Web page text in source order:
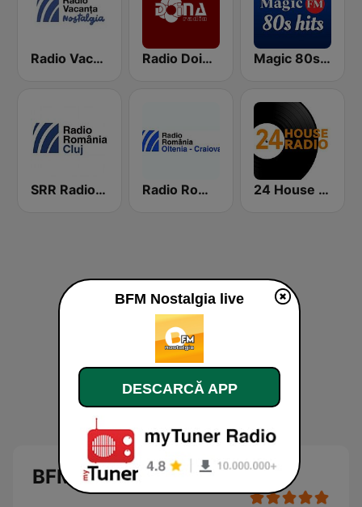
Radio Vacanta Nostalgia Radio Doina FM Magic 80s Hits
SRR Radio Cluj Radio Romania Oltenia-Craiova 24 House Radio
BFM Nostalgia Live
BFM Nostalgia live
DESCARCĂ APP